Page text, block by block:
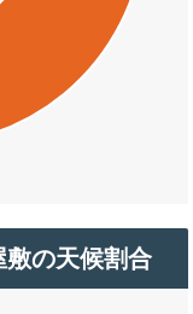
の天候割合